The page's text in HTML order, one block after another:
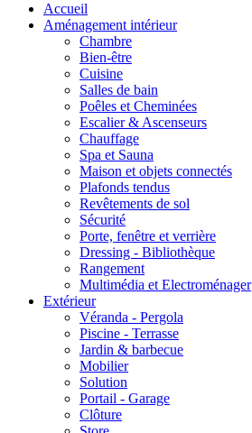
Accueil
Aménagement intérieur
Chambre
Bien-être
Cuisine
Salles de bain
Poêles et Cheminées
Escalier & Ascenseurs
Chauffage
Spa et Sauna
Maison et objets connectés
Plafonds tendus
Revêtements de sol
Sécurité
Porte, fenêtre et verrière
Dressing - Bibliothèque
Rangement
Multimédia et Electroménager
Extérieur
Véranda - Pergola
Piscine - Terrasse
Jardin & barbecue
Mobilier
Solution
Portail - Garage
Clôture